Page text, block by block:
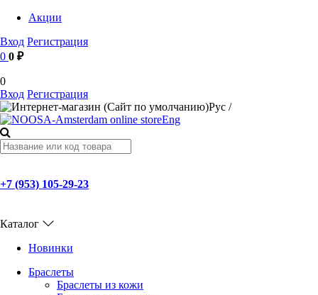
Акции
Вход Регистрация
0 0 ₽
0
Вход Регистрация
Рус /
Eng
+7 (953) 105-29-23
Каталог
Новинки
Браслеты
Браслеты из кожи